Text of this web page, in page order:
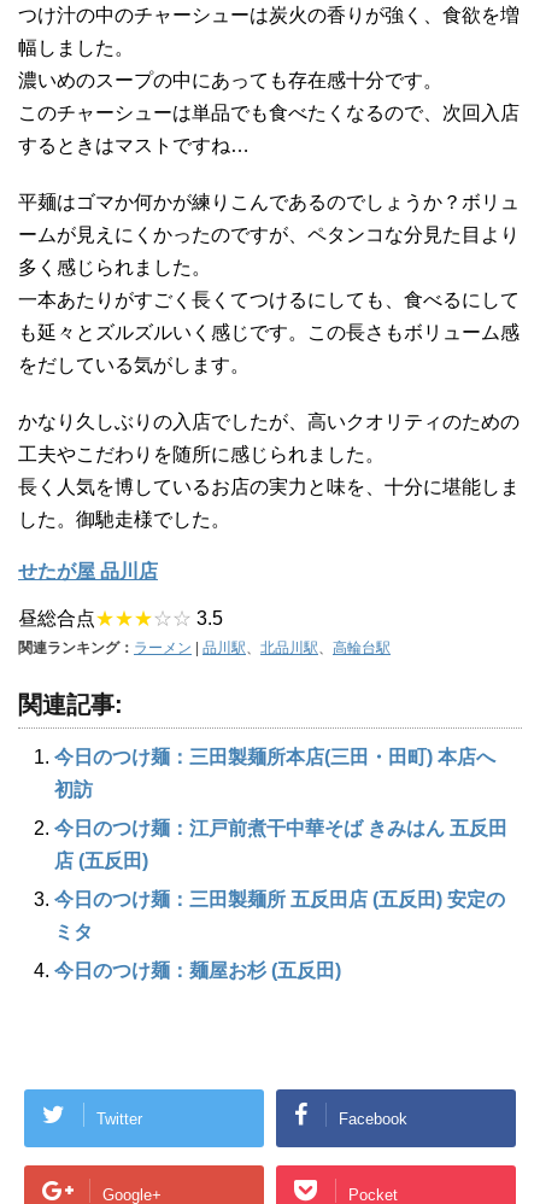
つけ汁の中のチャーシューは炭火の香りが強く、食欲を増
幅しました。
濃いめのスープの中にあっても存在感十分です。
このチャーシューは単品でも食べたくなるので、次回入店
するときはマストですね…
平麺はゴマか何かが練りこんであるのでしょうか？ボリュ
ームが見えにくかったのですが、ペタンコな分見た目より
多く感じられました。
一本あたりがすごく長くてつけるにしても、食べるにして
も延々とズルズルいく感じです。この長さもボリューム感
をだしている気がします。
かなり久しぶりの入店でしたが、高いクオリティのための
工夫やこだわりを随所に感じられました。
長く人気を博しているお店の実力と味を、十分に堪能しま
した。御馳走様でした。
せたが屋 品川店
昼総合点★★★☆☆ 3.5
関連ランキング： ラーメン 品川駅、 北品川駅、 高輪台駅
関連記事:
今日のつけ麺：三田製麺所本店(三田・田町) 本店へ
初訪
今日のつけ麺：江戸前煮干中華そば きみはん 五反田
店 (五反田)
今日のつけ麺：三田製麺所 五反田店 (五反田) 安定の
ミタ
今日のつけ麺：麺屋お杉 (五反田)
Twitter Facebook
Google+ Pocket